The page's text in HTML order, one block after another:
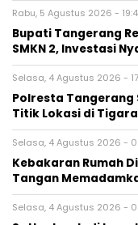
Rabu, 5 Agustus 2026 -
‎Bupati Tangerang
SMKN 2, Investasi
Selasa, 4 Agustus 2026 -
Polresta Tangerang
Titik Lokasi di
Selasa, 4 Agustus 2026 -
Kebakaran Rumah
Tangan
Selasa, 4 Agustus 2026 -